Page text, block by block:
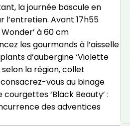
la journée bascule en
Avant 17h55
à 60 cm
les gourmands à l’aisselle
d’aubergine ‘Violette
la région, collet
vous au binage
‘Black Beauty’ :
des adventices